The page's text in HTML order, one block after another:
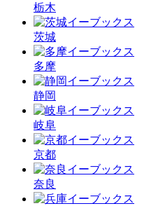
栃木
茨城
多摩
静岡
岐阜
京都
奈良